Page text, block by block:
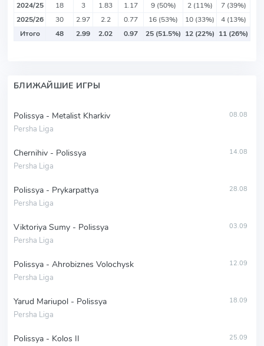
2024/25
18 3 1.83 1.17 9 (50%) 2 (11%)
7 (39%)
2025/26
30 2.97 2.2 0.77 16 (53%) 10 (33%)
4 (13%)
Итого
48 2.99 2.02 0.97 25 (51.5%) 12 (22%) 11 (26%)
БЛИЖАЙШИЕ ИГРЫ
Polissya - Metalist Kharkiv
Persha Liga
08.08
Chernihiv - Polissya
Persha Liga
14.08
Polissya - Prykarpattya
Persha Liga
28.08
Viktoriya Sumy - Polissya
Persha Liga
03.09
Polissya - Ahrobiznes Volochysk
Persha Liga
12.09
Yarud Mariupol - Polissya
Persha Liga
18.09
Polissya - Kolos II 25.09